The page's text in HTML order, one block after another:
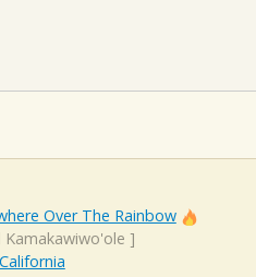
Over The Rainbow
Kamakawiwo'ole ]